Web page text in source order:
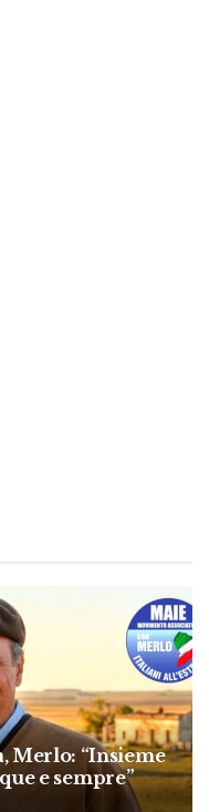
Merlo: “Insieme
e sempre”